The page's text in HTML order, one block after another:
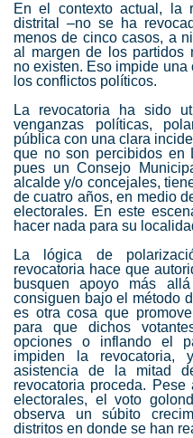
En el contexto actual, la
distrital –no se ha
menos de cinco casos, a
al margen de los partidos
no existen. Eso impide
los conflictos políticos.
La revocatoria ha sido
venganzas políticas,
pública con una clara
que no son percibidos en
pues un Consejo
alcalde y/o concejales,
de cuatro años, en medio
electorales. En este
hacer nada para su
La lógica de
revocatoria hace que
busquen apoyo más
consiguen bajo el método
es otra cosa que
para que dichos
opciones o inflando el
impiden la revocatoria,
asistencia de la mitad
revocatoria proceda.
electorales, el voto
observa un súbito
distritos en donde se han